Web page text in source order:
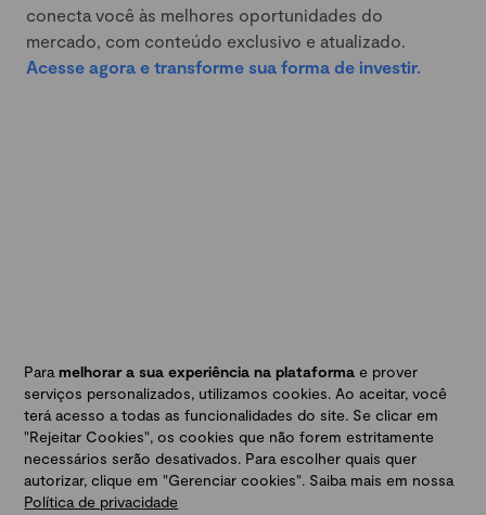
conecta você às melhores oportunidades do
mercado, com conteúdo exclusivo e atualizado.
Acesse agora e transforme sua forma de investir.
Paramelhorar a sua experiência na plataforma e prover
serviços personalizados, utilizamos cookies. Ao aceitar, você
terá acesso a todas as funcionalidades do site. Se clicar em
"Rejeitar Cookies", os cookies que não forem estritamente
necessários serão desativados. Para escolher quais quer
autorizar, clique em "Gerenciar cookies". Saiba mais em nossa
Política de privacidade